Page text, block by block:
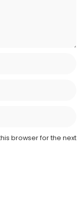
browser for the next